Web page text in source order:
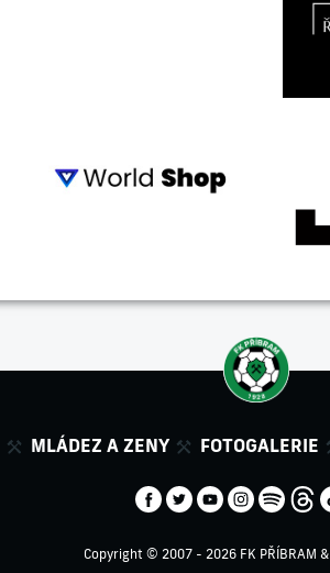
MLÁDEZ A ZENY FOTOGALERIE
Copyright © 2007 - 2026 FK PŘÍBRAM &